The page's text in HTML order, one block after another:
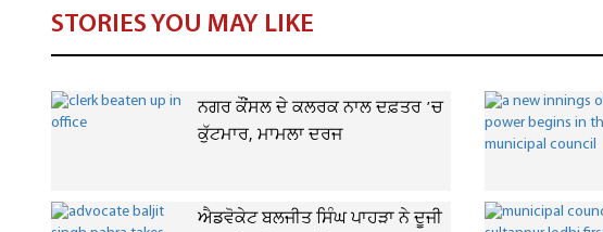
STORIES YOU MAY LIKE
ਨਗਰ ਕੌਂਸਲ ਦੇ ਕਲਰਕ ਨਾਲ ਦਫ਼ਤਰ ’ਚ
ਕੁੱਟਮਾਰ, ਮਾਮਲਾ ਦਰਜ
ਐਡਵੋਕੇਟ ਬਲਜੀਤ ਸਿੰਘ ਪਾਹੜਾ ਨੇ ਦੂਜੀ